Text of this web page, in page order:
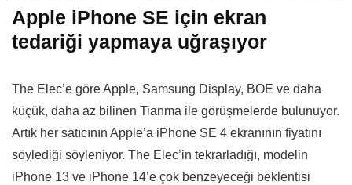
Apple iPhone SE için ekran
tedariği yapmaya uğraşıyor
The Elec’e göre Apple, Samsung Display, BOE ve daha
küçük, daha az bilinen Tianma ile görüşmelerde bulunuyor.
Artık her satıcının Apple’a iPhone SE 4 ekranının fiyatını
söylediği söyleniyor. The Elec’in tekrarladığı, modelin
iPhone 13 ve iPhone 14’e çok benzeyeceği beklentisi